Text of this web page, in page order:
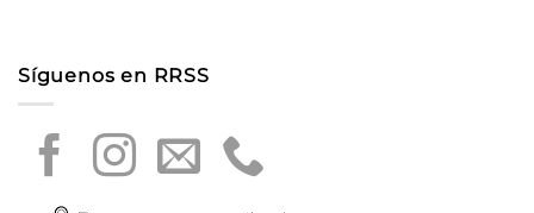
Síguenos en RRSS